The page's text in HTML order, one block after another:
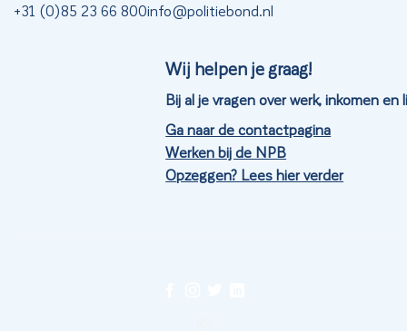
+31 (0)85 23 66 800info@politiebond.nl
Wij helpen je graag!
Bij al je vragen over werk, inkomen en
Ga naar de contactpagina
Werken bij de NPB
Opzeggen? Lees hier verder